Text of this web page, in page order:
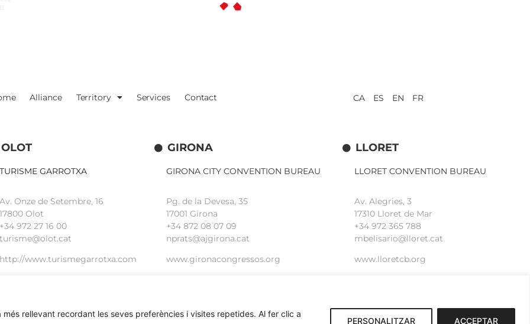
rellevant recordant les seves preferències i visites repetides. Al fer clic a
PERSONALITZAR ACCEPTAR
Alliance Territory Services Contact CA ES EN FR
OLOT
TURISME GARROTXA
Av. Onze de Setembre, 16
17800 Olot
+34972 27 16 00
turisme@olot.cat
http://www.turismegarrotxa.com
GIRONA
GIRONA CITY CONVENTION BUREAU
Pg. de la Devesa, 35
17001 Girona
+34 872 08 07 09
nprats@ajgirona.cat
www.gironacongressos.org
LLORET
LLORET CONVENTION BUREAU
Av. Alegries, 3
17310 Lloret de Mar
+34 972 365 788
mbelisario@lloret.cat
www.lloretcb.org